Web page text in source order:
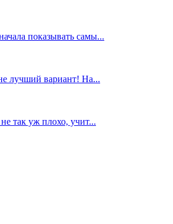
показывать самы...
лучший вариант! На...
так уж плохо, учит...